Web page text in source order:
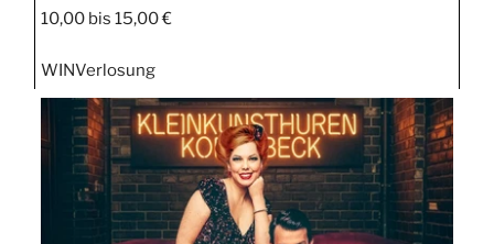
10,00 bis 15,00 €
WINVerlosung